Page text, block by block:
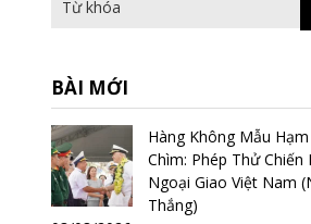
BÀI MỚI
Hàng Không Mẫu
Chìm: Phép Thử Chiến
Ngoại Giao Việt Nam
Thắng)